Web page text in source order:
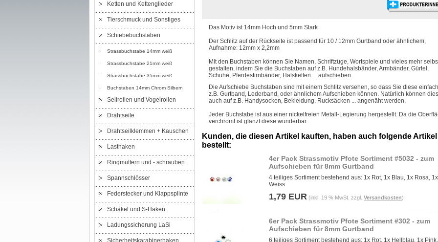
Ketten und Kettenglieder
Tierschmuck und Sonstiges
Schiebebuchstaben
Strassbuchstabe 14mm weiß
Strassbuchstabe 21mm weiß
Strassbuchstabe 35mm weiß
Buchstaben 14mm Chrom Silbern
Seilrollen und Vogelrollen
Drahtseile
Drahtseilklemmen + Kauschen
Lasthaken
Ringmuttern und - schrauben
Spannschlösser
Federstecker und Klappsplinte
Schäkel und S-Haken
Ladungssicherung LaSi
Sicherheitskarabinerhaken
Das Motiv ist 14mm Hoch und 5mm Stark
Der Schlitz auf der Rückseite ist passend für 10 / 12mm Gurtband oder ähnlichem,
Aufnahme: 12mm x 2,2mm
Mit den Buchstaben können Sie Namen, Schriftzüge, Wortspiele und vieles mehr
gestalten, indem Sie die Buchstaben auf z.B. Hundehalsbänder, Armbänder, Gürtel,
Schuhe, Pferdestirnbänder, Halsketten ... aufschieben.
Die Aufschiebe Buchstaben sind mit einem Schlitz versehen, so dass Sie diese
z.B. Gurtband, Lederband, oder ähnlichem Aufschieben können. Natürlich können
auch auf z.B. Handysocken, Bekleidung, Rucksäcken ... angenäht werden.
Jeder Buchstabe ist aus einer nickelfreien Metall-Legierung hergestellt. Da die
verchromt ist glänzt diese wunderbar.
Kunden, die diesen Artikel kauften, haben auch folgende Artikel
bestellt:
4er Pack Strassmotiv Pfote Sortiment #5032 - zum
Aufschieben für 8mm Gurtband
4 teiliges Sortiment bestehend aus: 1x Rot, 1x Blau, 1x Rosa, 1x
Weiss
1,79 EUR (inkl. 19 % MwSt. zzgl. Versandkosten)
6er Pack Strassmotiv Pfote Sortiment #302 - zum
Aufschieben für 8mm Gurtband
6 teiliges Sortiment bestehend aus: 1x Rot, 1x Hellblau, 1x